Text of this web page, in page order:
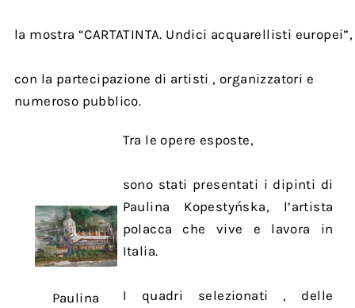
la mostra “CARTATINTA. Undici acquarellisti europei”,
con la partecipazione di artisti , organizzatori e
numeroso pubblico.
Paulina
Tra le opere esposte,
sono stati presentati i dipinti di
Paulina Kopestyńska, l’artista
polacca che vive e lavora in
Italia.
I quadri selezionati , delle